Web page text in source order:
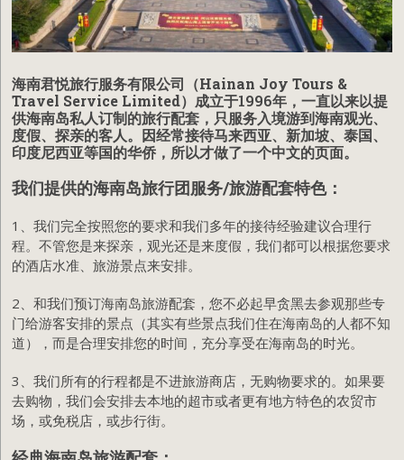
海南君悦旅行服务有限公司（Hainan Joy Tours &
Travel Service Limited） 成立于1996年，一直以来以提
供海南岛私人订制的旅行配套，只服务入境游到海南观光、
度假、探亲的客人。因经常接待马来西亚、新加坡、泰国、
印度尼西亚等国的华侨，所以才做了一个中文的页面。
我们提供的海南岛旅行团服务/旅游配套特色：
1、我们完全按照您的要求和我们多年的接待经验建议合理行
程。不管您是来探亲，观光还是来度假，我们都可以根据您要求
的酒店水准、旅游景点来安排。
2、和我们预订海南岛旅游配套，您不必起早贪黑去参观那些专
门给游客安排的景点（其实有些景点我们住在海南岛的人都不知
道），而是合理安排您的时间，充分享受在海南岛的时光。
3、我们所有的行程都是不进旅游商店，无购物要求的。如果要
去购物，我们会安排去本地的超市或者更有地方特色的农贸市
场，或免税店，或步行街。